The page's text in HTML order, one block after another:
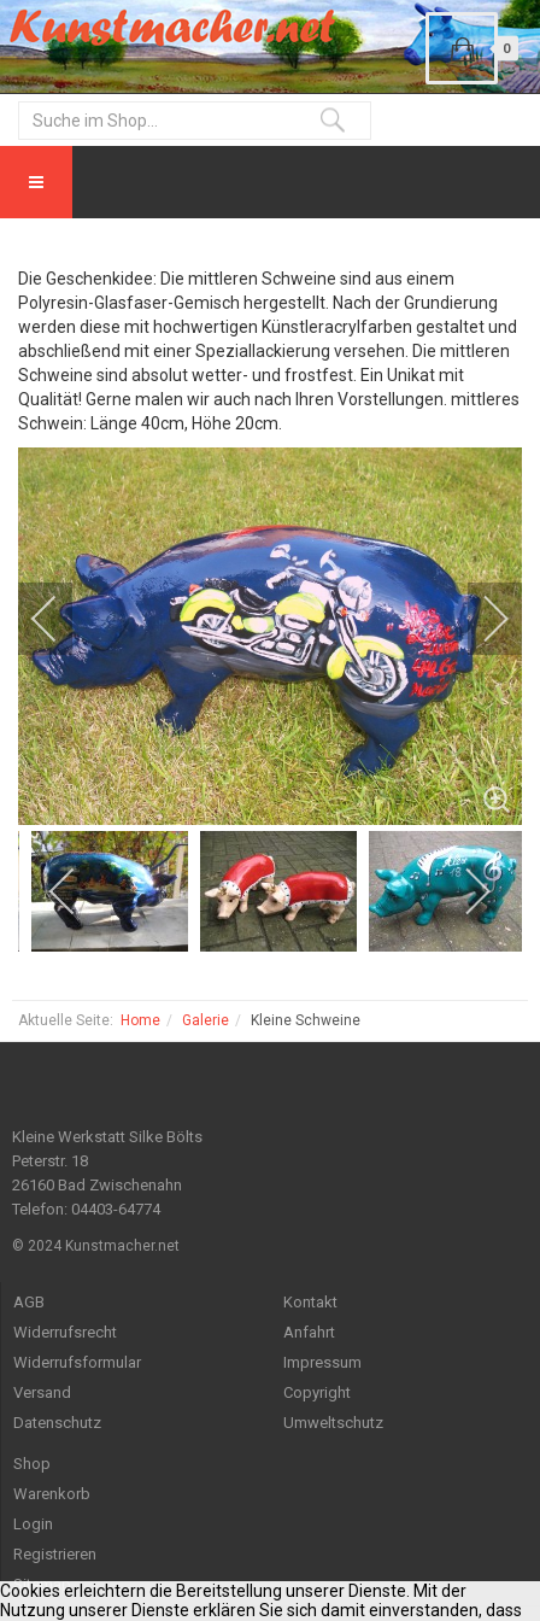
0
Die Geschenkidee: Die mittleren Schweine sind aus einem
Polyresin-Glasfaser-Gemisch hergestellt. Nach der Grundierung
werden diese mit hochwertigen Künstleracrylfarben gestaltet und
abschließend mit einer Speziallackierung versehen. Die mittleren
Schweine sind absolut wetter- und frostfest. Ein Unikat mit
Qualität! Gerne malen wir auch nach Ihren Vorstellungen. mittleres
Schwein: Länge 40cm, Höhe 20cm.
Aktuelle Seite: Home Galerie Kleine Schweine
Kleine Werkstatt Silke Bölts
Peterstr. 18
26160 Bad Zwischenahn
Telefon: 04403-64774
© 2024 Kunstmacher.net
AGB
Widerrufsrecht
Widerrufsformular
Versand
Datenschutz
Kontakt
Anfahrt
Impressum
Copyright
Umweltschutz
Shop
Warenkorb
Login
Registrieren
Sitemap
Cookies erleichtern die Bereitstellung unserer Dienste. Mit der
Nutzung unserer Dienste erklären Sie sich damit einverstanden, dass